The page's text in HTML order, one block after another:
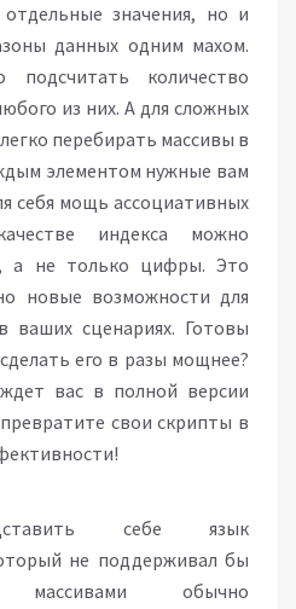
значения, но и
данных одним махом.
подсчитать количество
из них. А для сложных
перебирать массивы в
элементом нужные вам
себя мощь ассоциативных
индекса можно
а не только цифры. Это
новые возможности для
ваших сценариях. Готовы
его в разы мощнее?
вас в полной версии
свои скрипты в
себе язык
не поддерживал бы
обычно